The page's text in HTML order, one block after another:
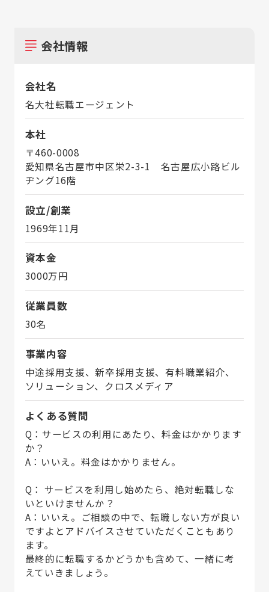
会社情報
会社名
名大社転職エージェント
本社
〒460-0008
愛知県名古屋市中区栄2-3-1 名古屋広小路ビル
ヂング16階
設立/創業
1969年11月
資本金
3000万円
従業員数
30名
事業内容
中途採用支援、新卒採用支援、有料職業紹介、
ソリューション、クロスメディア
よくある質問
Q：サービスの利用にあたり、料金はかかります
か？
A：いいえ。料金はかかりません。
Q： サービスを利用し始めたら、絶対転職しな
いといけませんか？
A：いいえ。ご相談の中で、転職しない方が良い
ですよとアドバイスさせていただくこともあり
ます。
最終的に転職するかどうかも含めて、一緒に考
えていきましょう。